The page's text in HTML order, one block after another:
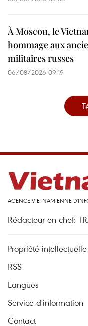
À Moscou, le
hommage aux
militaires russes
06/08/2026 09:19
AGENCE VIETNAMIENNE
Rédacteur en chef:
Propriété intellectuelle
RSS
Langues
Service d'information
Contact